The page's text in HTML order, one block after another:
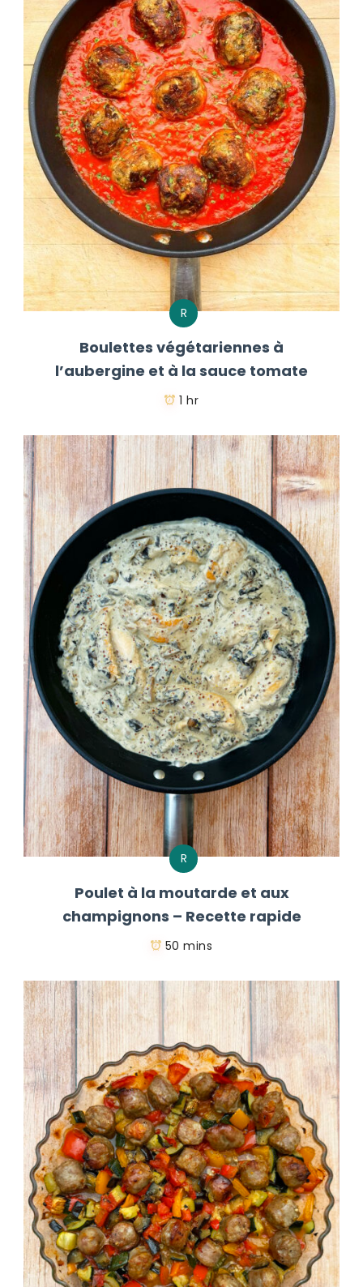
R
Boulettes végétariennes à
l’aubergine et à la sauce tomate
1 hr
R
Poulet à la moutarde et aux
champignons – Recette rapide
50 mins